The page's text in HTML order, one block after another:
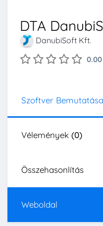
DTA
DanubiSoft Kft.
0.00
Szoftver Bemutatása
Vélemények (0)
Összehasonlítás
Weboldal